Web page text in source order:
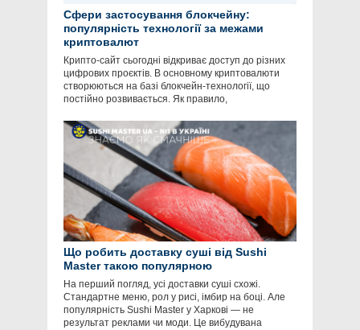
Сфери застосування блокчейну:
популярність технології за межами
криптовалют
Крипто-сайт сьогодні відкриває доступ до різних
цифрових проєктів. В основному криптовалюти
створюються на базі блокчейн-технології, що
постійно розвивається. Як правило,
Що робить доставку суші від Sushi
Master такою популярною
На перший погляд, усі доставки суші схожі.
Стандартне меню, рол у рисі, імбир на боці. Але
популярність Sushi Master у Харкові — не
результат реклами чи моди. Це вибудувана